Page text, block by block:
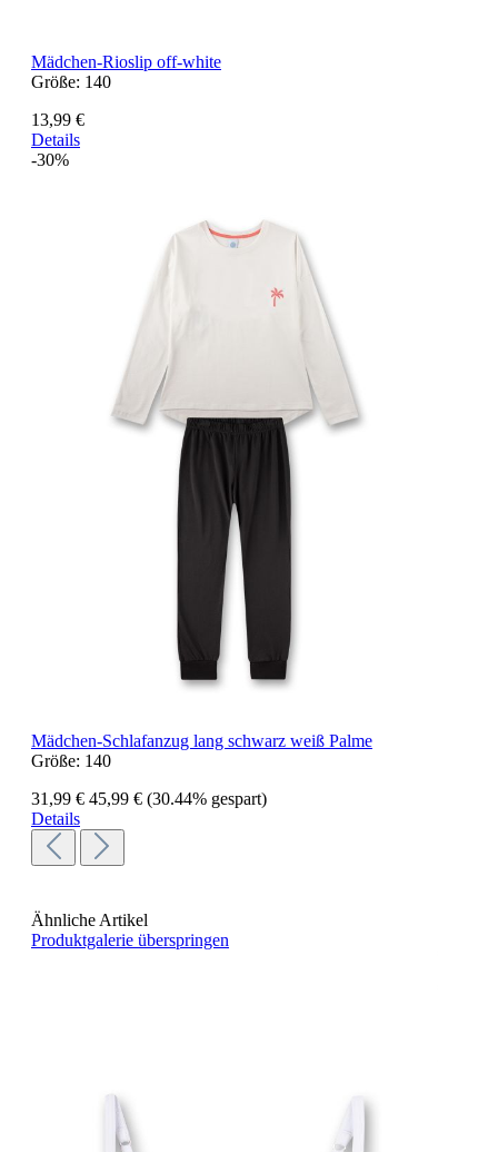
Mädchen-Rioslip off-white
Größe: 140
13,99 €
Details
-30%
Mädchen-Schlafanzug lang schwarz weiß Palme
Größe: 140
31,99 € 45,99 € (30.44% gespart)
Details
Ähnliche Artikel
Produktgalerie überspringen